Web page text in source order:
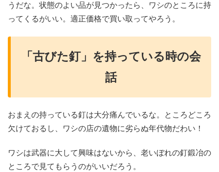
うだな。状態のよい品が見つかったら、ワシのところに持
ってくるがいい。適正価格で買い取ってやろう。
「古びた釘」を持っている時の会
話
おまえの持っている釘は大分痛んでいるな。ところどころ
欠けておるし、ワシの店の遺物に劣らぬ年代物だわい！
ワシは武器に大して興味はないから、老いぼれの釘鍛冶の
ところで見てもらうのがいいだろう。